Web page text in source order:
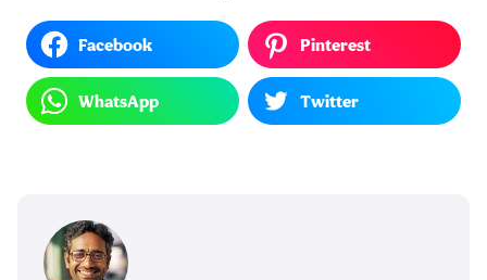
Facebook Pinterest
WhatsApp Twitter